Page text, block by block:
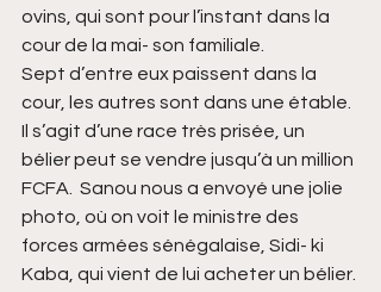
ovins, qui sont pour l’instant dans la
cour de la mai- son familiale.
Sept d’entre eux paissent dans la
cour, les autres sont dans une étable.
Il s’agit d’une race très prisée, un
bélier peut se vendre jusqu’à un million
FCFA.  Sanou nous a envoyé une jolie
photo, où on voit le ministre des
forces armées sénégalaise, Sidi- ki
Kaba, qui vient de lui acheter un bélier.